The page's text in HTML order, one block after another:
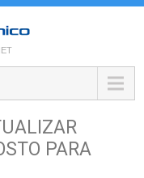
PARA